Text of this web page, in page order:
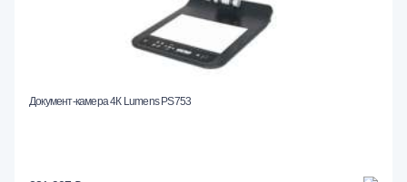
Документ-камера 4К Lumens PS753